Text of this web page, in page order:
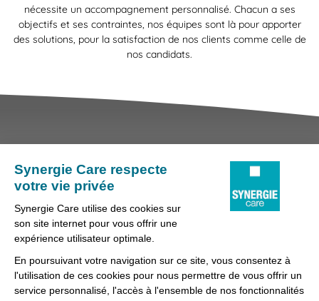
nécessite un accompagnement personnalisé. Chacun a ses
objectifs et ses contraintes, nos équipes sont là pour apporter
des solutions, pour la satisfaction de nos clients comme celle de
nos candidats.
Nous contacter
Conditions générales d'utilisation et mentions légales
Lanceur d'alertes